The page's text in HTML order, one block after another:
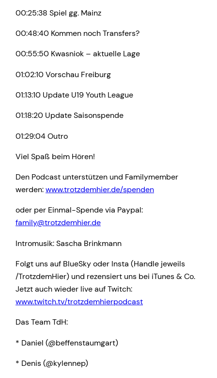
00:25:38 Spiel gg. Mainz
00:48:40 Kommen noch Transfers?
00:55:50 Kwasniok – aktuelle Lage
01:02:10 Vorschau Freiburg
01:13:10 Update U19 Youth League
01:18:20 Update Saisonspende
01:29:04 Outro
Viel Spaß beim Hören!
Den Podcast unterstützen und Familymember
werden:www.trotzdemhier.de/spenden
oder per Einmal-Spende via Paypal:
family@trotzdemhier.de
Intromusik: Sascha Brinkmann
Folgt uns auf BlueSky oder Insta (Handle jeweils
/TrotzdemHier) und rezensiert uns bei iTunes & Co.
Jetzt auch wieder live auf Twitch:
www.twitch.tv/trotzdemhierpodcast
Das Team TdH:
* Daniel (@beffenstaumgart)
* Denis (@kylennep)